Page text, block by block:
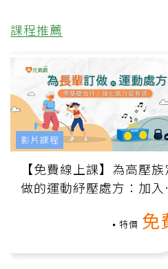
課程推薦
【免費線上課】為高壓族
做的運動紓壓處方：加入
特價 免
影片課程